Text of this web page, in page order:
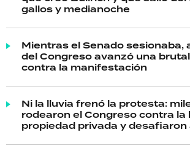
gallos y medianoche
Mientras el Senado sesionaba,
del Congreso avanzó una
contra la manifestación
Ni la lluvia frenó la protesta:
rodearon el Congreso contra la
propiedad privada y desafiaron